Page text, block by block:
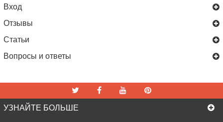
Вход
Отзывы
Статьи
Вопросы и ответы
УЗНАЙТЕ БОЛЬШЕ